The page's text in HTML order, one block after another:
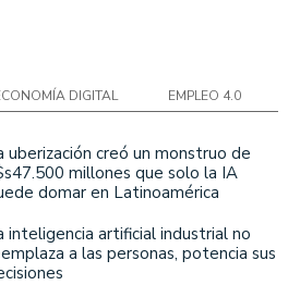
DIGITAL EMPLEO 4.0
uberización creó un monstruo de
millones que solo la IA
domar en Latinoamérica
inteligencia artificial industrial no
a las personas, potencia sus